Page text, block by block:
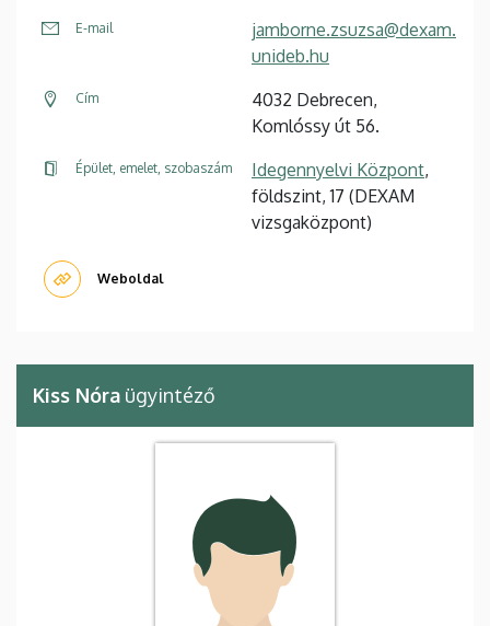
E-mail
jamborne.zsuzsa@dexam.
unideb.hu
Cím
4032 Debrecen,
Komlóssy út 56.
Épület, emelet, szobaszám Idegennyelvi Központ,
földszint, 17 (DEXAM
vizsgaközpont)
Weboldal
Kiss Nóra ügyintéző